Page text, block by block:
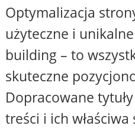
Optymalizacja
użyteczne i
building – to
skuteczne
Dopracowane
treści i ich